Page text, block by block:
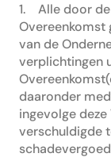
1. Alle door de
Overeenkomst
van de
verplichtingen
daaronder
ingevolge
verschuldigde